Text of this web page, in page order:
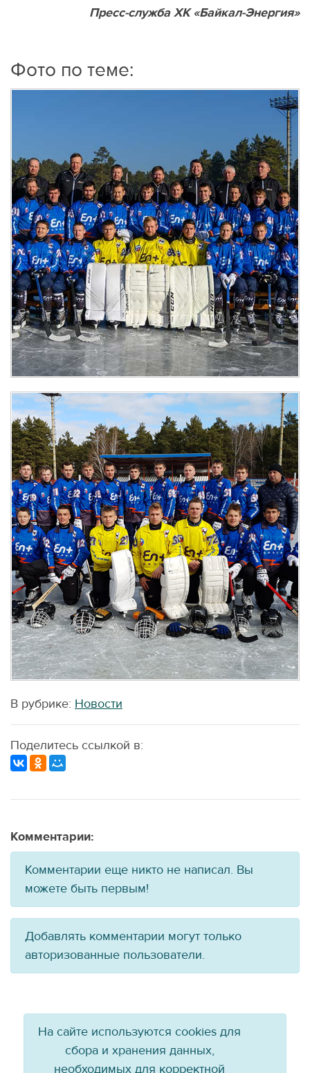
Пресс-служба ХК «Байкал-Энергия»
Фото по теме:
В рубрике: Новости
Поделитесь ссылкой в:
Комментарии:
Комментарии еще никто не написал. Вы
можете быть первым!
Добавлять комментарии могут только
авторизованные пользователи.
На сайте используются cookies для
сбора и хранения данных,
необходимых для корректной